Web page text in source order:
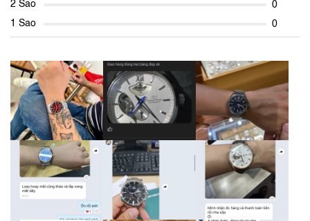
2 Sao
0
1 Sao
0